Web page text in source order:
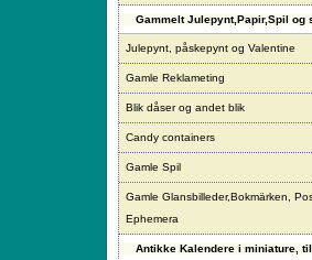
Gammelt Julepynt,Papir,Spil og
Julepynt, påskepynt og Valentine
Gamle Reklameting
Blik dåser og andet blik
Candy containers
Gamle Spil
Gamle Glansbilleder,Bokmärken,
Ephemera
Antikke Kalendere i miniature,